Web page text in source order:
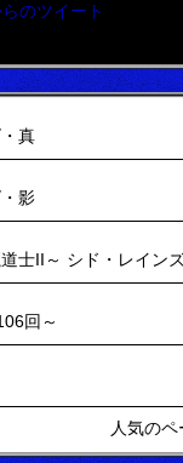
のツイート
真
影
士II～ シド・レイン
回～
人気の